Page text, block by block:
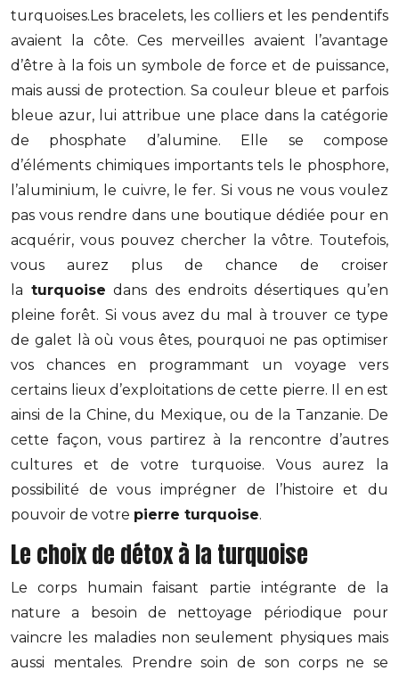
turquoises.Les bracelets, les colliers et les pendentifs
avaient la côte. Ces merveilles avaient l’avantage
d’être à la fois un symbole de force et de puissance,
mais aussi de protection. Sa couleur bleue et parfois
bleue azur, lui attribue une place dans la catégorie
de phosphate d’alumine. Elle se compose
d’éléments chimiques importants tels le phosphore,
l’aluminium, le cuivre, le fer. Si vous ne vous voulez
pas vous rendre dans une boutique dédiée pour en
acquérir, vous pouvez chercher la vôtre. Toutefois,
vous aurez plus de chance de croiser
la turquoise dans des endroits désertiques qu’en
pleine forêt. Si vous avez du mal à trouver ce type
de galet là où vous êtes, pourquoi ne pas optimiser
vos chances en programmant un voyage vers
certains lieux d’exploitations de cette pierre. Il en est
ainsi de la Chine, du Mexique, ou de la Tanzanie. De
cette façon, vous partirez à la rencontre d’autres
cultures et de votre turquoise. Vous aurez la
possibilité de vous imprégner de l’histoire et du
pouvoir de votre pierre turquoise.
Le choix de détox à la turquoise
Le corps humain faisant partie intégrante de la
nature a besoin de nettoyage périodique pour
vaincre les maladies non seulement physiques mais
aussi mentales. Prendre soin de son corps ne se